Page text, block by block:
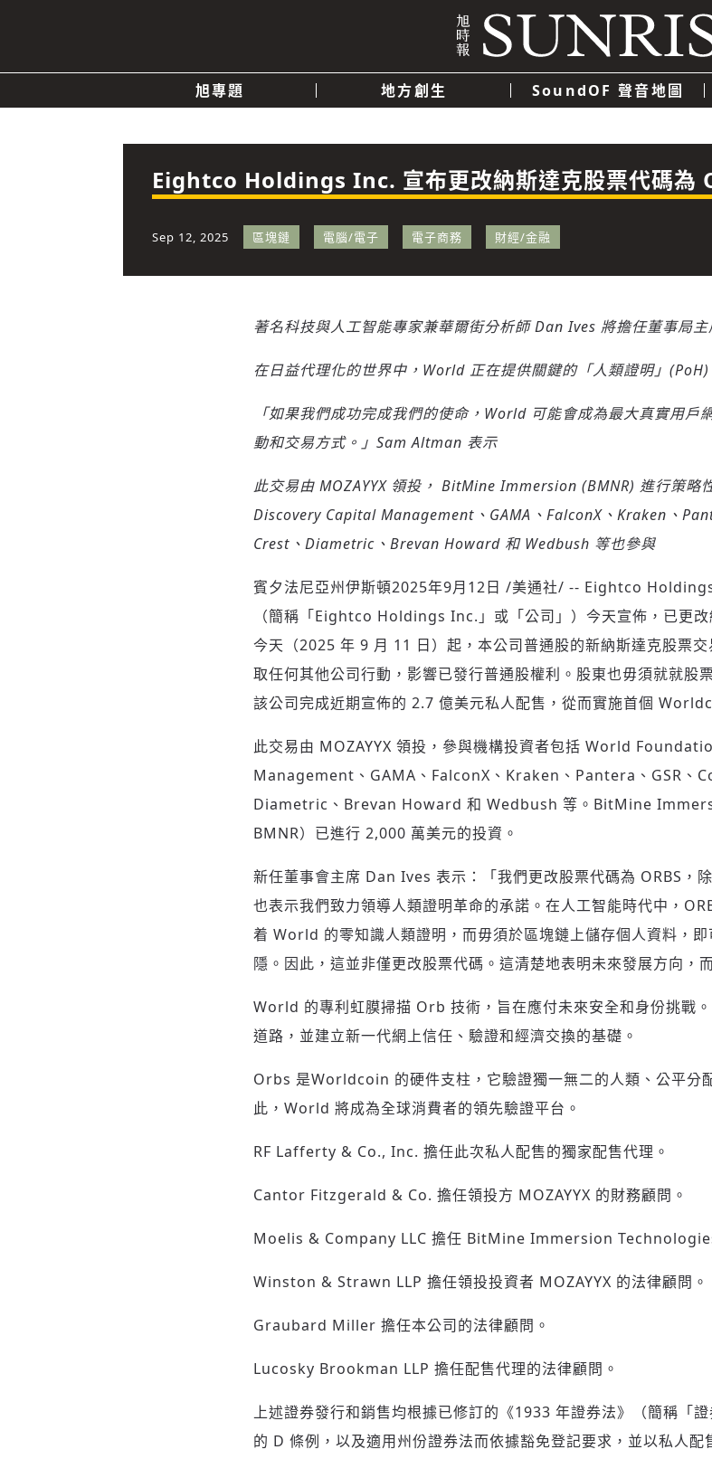
旭專題 地方創生 SoundOF 聲音地圖
快速連結
政治 經濟 科技
請輸入發送到
Eightco Holdings Inc. 宣布更改納斯達克股票代碼為
Sep 12, 2025 區塊鏈 電腦/電子 電子商務 財經/金融
著名科技與人工智能專家兼華爾街分析師Dan Ives 將擔任董事局主
在日益代理化的世界中，World 正在提供關鍵的「人類證明」(PoH)
「如果我們成功完成我們的使命，World 可能會成為最大真實用
動和交易方式。」Sam Altman 表示
此交易由 MOZAYYX 領投， BitMine Immersion (BMNR) 進行策略
Discovery Capital Management、GAMA、FalconX、Kraken、
Crest、Diametric、Brevan Howard 和 Wedbush 等也參與
賓夕法尼亞州伊斯頓2025年9月12日 /美通社/ -- Eightco Holdings
（簡稱「Eightco Holdings Inc.」或「公司」）今天宣佈，已更
今天（2025 年 9 月 11 日）起，本公司普通股的新納斯達克股票
取任何其他公司行動，影響已發行普通股權利。股東也毋須就就股
該公司完成近期宣佈的 2.7 億美元私人配售，從而實施首個
此交易由 MOZAYYX 領投，參與機構投資者包括 World
Management、GAMA、FalconX、Kraken、Pantera、GSR、
Diametric、Brevan Howard 和 Wedbush 等。BitMine
BMNR）已進行 2,000 萬美元的投資。
新任董事會主席 Dan Ives 表示：「我們更改股票代碼為 ORBS，
也表示我們致力領導人類證明革命的承諾。在人工智能時代中，
着 World 的零知識人類證明，而毋須於區塊鏈上儲存個人資料，
隱。因此，這並非僅更改股票代碼。這清楚地表明未來發展方向，
World 的專利虹膜掃描 Orb 技術，旨在應付未來安全和身份挑戰
道路，並建立新一代網上信任、驗證和經濟交換的基礎。
Orbs 是Worldcoin 的硬件支柱，它驗證獨一無二的人類、公平分
此，World 將成為全球消費者的領先驗證平台。
RF Lafferty & Co., Inc. 擔任此次私人配售的獨家配售代理。
Cantor Fitzgerald & Co. 擔任領投方 MOZAYYX 的財務顧問。
Moelis & Company LLC 擔任 BitMine Immersion
Winston & Strawn LLP 擔任領投投資者 MOZAYYX 的法律顧問。
Graubard Miller 擔任本公司的法律顧問。
Lucosky Brookman LLP 擔任配售代理的法律顧問。
上述證券發行和銷售均根據已修訂的《1933 年證券法》（簡稱「
的 D 條例，以及適用州份證券法而依據豁免登記要求，並以私人